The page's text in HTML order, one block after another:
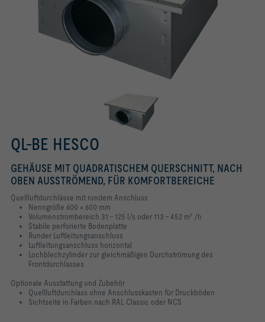
QL-BE HESCO
GEHÄUSE MIT QUADRATISCHEM QUERSCHNITT, NACH
OBEN AUSSTRÖMEND, FÜR KOMFORTBEREICHE
Quellluftdurchlässe mit rundem Anschluss
Nenngröße 600 × 600 mm
Volumenstrombereich 31 – 125 l/s oder 113 – 452 m³ /h
Stabile perforierte Bodenplatte
Runder Luftleitungsanschluss
Luftleitungsanschluss horizontal
Lochblechzylinder zur gleichmäßigen Durchströmung des
Frontdurchlasses
Optionale Ausstattung und Zubehör
Quellluftdurchlass ohne Anschlusskasten für Druckböden
Sichtseite in Farben nach RAL Classic oder NCS